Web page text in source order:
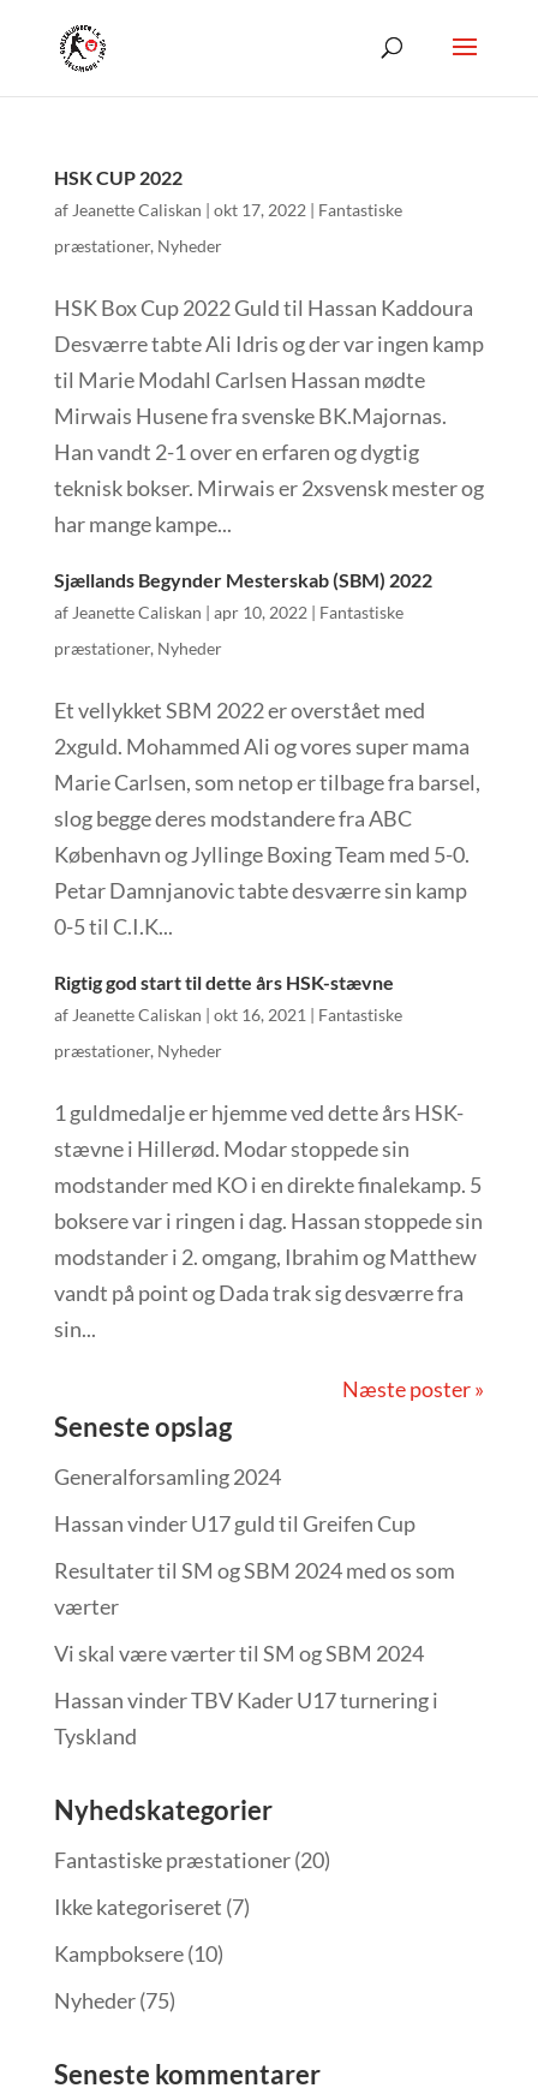
HSK CUP 2022
af Jeanette Caliskan | okt 17, 2022 | Fantastiske
præstationer, Nyheder
HSK Box Cup 2022 Guld til Hassan Kaddoura
Desværre tabte Ali Idris og der var ingen kamp
til Marie Modahl Carlsen Hassan mødte
Mirwais Husene fra svenske BK.Majornas.
Han vandt 2-1 over en erfaren og dygtig
teknisk bokser. Mirwais er 2xsvensk mester og
har mange kampe...
Sjællands Begynder Mesterskab (SBM) 2022
af Jeanette Caliskan | apr 10, 2022 | Fantastiske
præstationer, Nyheder
Et vellykket SBM 2022 er overstået med
2xguld. Mohammed Ali og vores super mama
Marie Carlsen, som netop er tilbage fra barsel,
slog begge deres modstandere fra ABC
København og Jyllinge Boxing Team med 5-0.
Petar Damnjanovic tabte desværre sin kamp
0-5 til C.I.K...
Rigtig god start til dette års HSK-stævne
af Jeanette Caliskan | okt 16, 2021 | Fantastiske
præstationer, Nyheder
1 guldmedalje er hjemme ved dette års HSK-
stævne i Hillerød. Modar stoppede sin
modstander med KO i en direkte finalekamp. 5
boksere var i ringen i dag. Hassan stoppede sin
modstander i 2. omgang, Ibrahim og Matthew
vandt på point og Dada trak sig desværre fra
sin...
Næste poster »
Seneste opslag
Generalforsamling 2024
Hassan vinder U17 guld til Greifen Cup
Resultater til SM og SBM 2024 med os som
værter
Vi skal være værter til SM og SBM 2024
Hassan vinder TBV Kader U17 turnering i
Tyskland
Nyhedskategorier
Fantastiske præstationer(20)
Ikke kategoriseret (7)
Kampboksere(10)
Nyheder(75)
Seneste kommentarer